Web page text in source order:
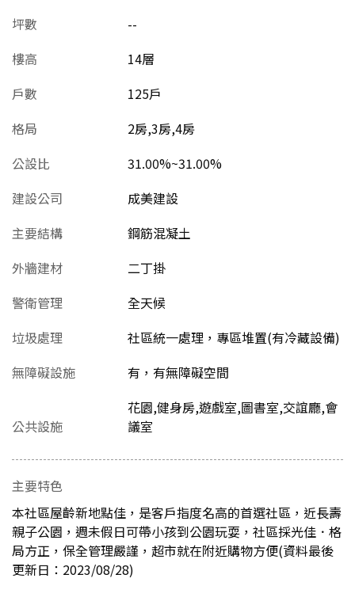
坪數
--
樓高
14層
戶數
125戶
格局
2房,3房,4房
公設比
31.00%~31.00%
建設公司
成美建設
主要結構
鋼筋混凝土
外牆建材
二丁掛
警衛管理
全天候
垃圾處理
社區統一處理，專區堆置(有冷藏設備)
無障礙設施
有，有無障礙空間
公共設施
花園,健身房,遊戲室,圖書室,交誼廳,會
議室
主要特色
本社區屋齡新地點佳，是客戶指度名高的首選社區，近長壽
親子公園，週未假日可帶小孩到公園玩耍，社區採光佳．格
局方正，保全管理嚴謹，超市就在附近購物方便(資料最後
更新日：2023/08/28)